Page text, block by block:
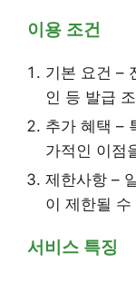
이용 조건
기본 요건 –
인 등 발급
추가 혜택 –
가적인 이점
제한사항 –
이 제한될 수
서비스 특징